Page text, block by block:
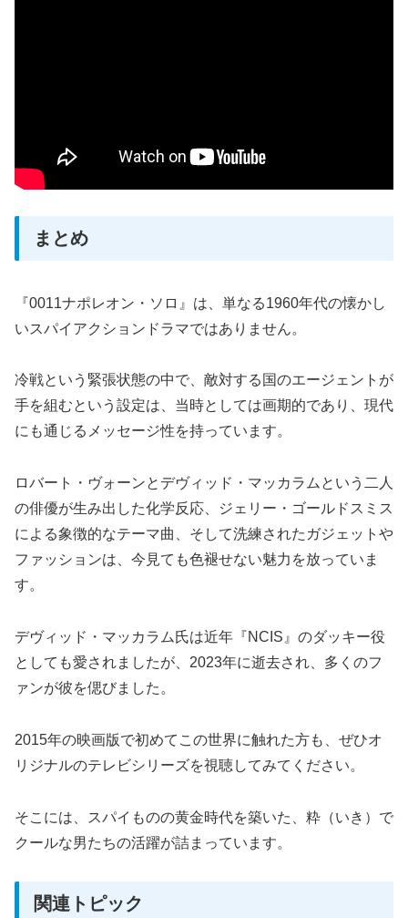
まとめ
『0011ナポレオン・ソロ』は、単なる1960年代の懐かし
いスパイアクションドラマではありません。
冷戦という緊張状態の中で、敵対する国のエージェントが
手を組むという設定は、当時としては画期的であり、現代
にも通じるメッセージ性を持っています。
ロバート・ヴォーンとデヴィッド・マッカラムという二人
の俳優が生み出した化学反応、ジェリー・ゴールドスミス
による象徴的なテーマ曲、そして洗練されたガジェットや
ファッションは、今見ても色褪せない魅力を放っていま
す。
デヴィッド・マッカラム氏は近年『NCIS』のダッキー役
としても愛されましたが、2023年に逝去され、多くのフ
ァンが彼を偲びました。
2015年の映画版で初めてこの世界に触れた方も、ぜひオ
リジナルのテレビシリーズを視聴してみてください。
そこには、スパイものの黄金時代を築いた、粋（いき）で
クールな男たちの活躍が詰まっています。
関連トピック